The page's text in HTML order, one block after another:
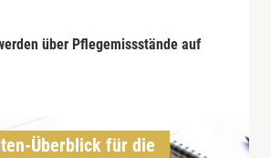
über Pflegemissstände auf
Überblick für die